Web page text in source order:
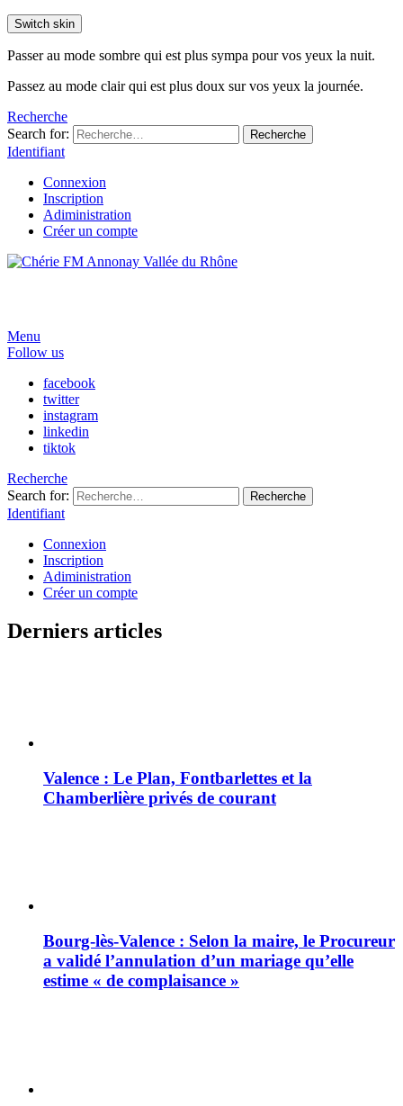
Switch skin
Passer au mode sombre qui est plus sympa pour vos yeux la nuit.
Passez au mode clair qui est plus doux sur vos yeux la journée.
Recherche
Search for:
Recherche
Identifiant
Connexion
Inscription
Adiministration
Créer un compte
Menu
Follow us
facebook
twitter
instagram
linkedin
tiktok
Recherche
Search for:
Recherche
Identifiant
Connexion
Inscription
Adiministration
Créer un compte
Derniers articles
Valence : Le Plan, Fontbarlettes et la
Chamberlière privés de courant
Bourg-lès-Valence : Selon la maire, le Procureur
a validé l’annulation d’un mariage qu’elle
estime « de complaisance »